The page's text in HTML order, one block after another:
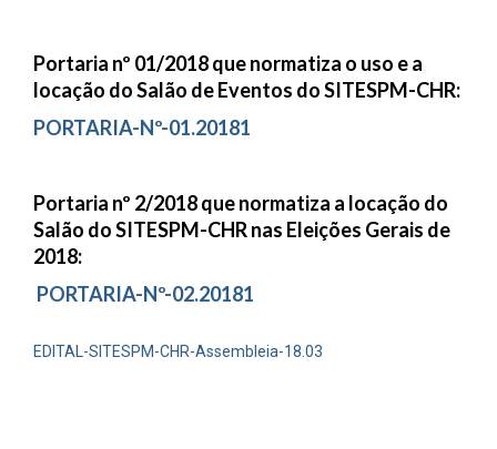
Portaria nº 01/2018 que normatiza o uso e a
locação do Salão de Eventos do SITESPM-CHR:
PORTARIA-Nº-01.20181
Portaria nº 2/2018 que normatiza a locação do
Salão do SITESPM-CHR nas Eleições Gerais de
2018:
PORTARIA-Nº-02.20181
EDITAL-SITESPM-CHR-Assembleia-18.03